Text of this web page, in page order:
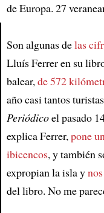
Article
de Europa. 27
Son algunas delas
Lluís Ferrer en su
balear,de 572
año casi tantos
Periódicoel pasado
explica Ferrer,pone
ibicencos, y también
expropian la isla y
del libro. No me